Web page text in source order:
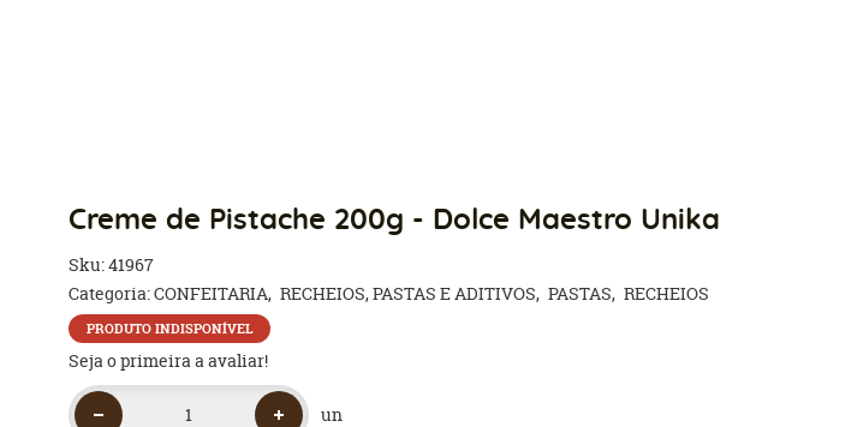
Creme de Pistache 200g - Dolce Maestro Unika
Sku:41967
Categoria:CONFEITARIA RECHEIOS, PASTAS E ADITIVOS PASTAS RECHEIOS
PRODUTO INDISPONÍVEL
Seja o primeira a avaliar!
un